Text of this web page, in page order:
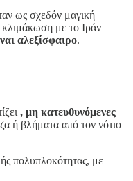
ως σχεδόν μαγική
με το Ιράν
αλεξίσφαιρο.
, μη κατευθυνόμενες
ή βλήματα από τον νότιο
πολυπλοκότητας, με